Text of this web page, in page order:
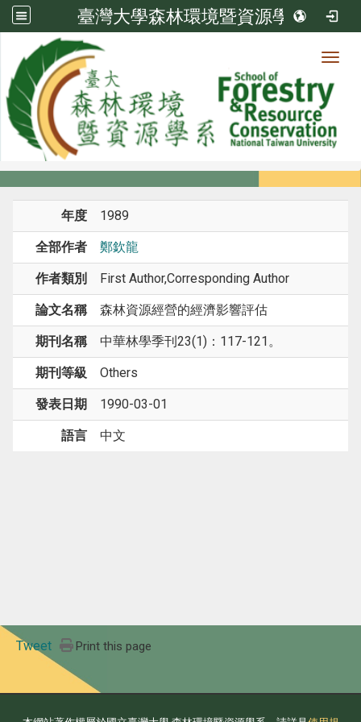
臺灣大學森林環境暨資源學系
系所成員
系所成員
年度 1989
全部作者 鄭欽龍
作者類別 First Author,Corresponding Author
論文名稱 森林資源經營的經濟影響評估
期刊名稱 中華林學季刊23(1)：117-121。
期刊等級 Others
發表日期 1990-03-01
語言 中文
Tweet Print this page